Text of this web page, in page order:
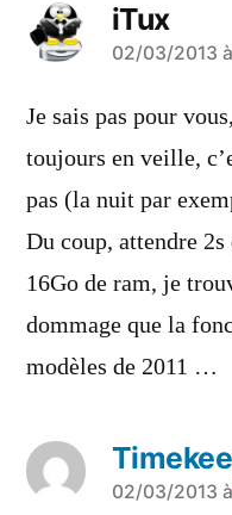
iTux
a
dit :
02/03/2013
Je sais pas pour
toujours en veille,
pas (la nuit par
Du coup, attendre
16Go de ram, je
dommage que la
modèles de 2011 …
a
02/03/2013